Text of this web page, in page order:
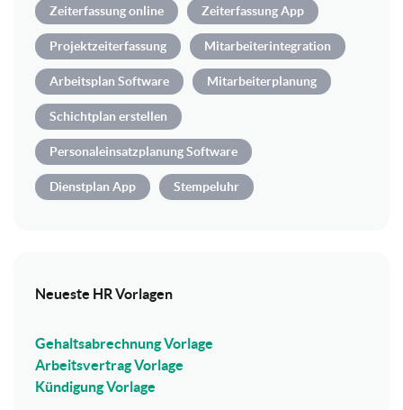
Zeiterfassung online Zeiterfassung App
Projektzeiterfassung Mitarbeiterintegration
Arbeitsplan Software Mitarbeiterplanung
Schichtplan erstellen
Personaleinsatzplanung Software
Dienstplan App Stempeluhr
Neueste HR Vorlagen
Gehaltsabrechnung Vorlage
Arbeitsvertrag Vorlage
Kündigung Vorlage